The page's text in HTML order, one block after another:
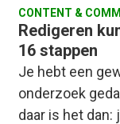
CONTENT &
Redigeren
16 stappen
Je hebt een
onderzoek
daar is het dan: